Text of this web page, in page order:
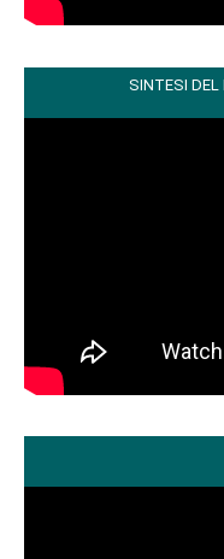
SINTESI DEL